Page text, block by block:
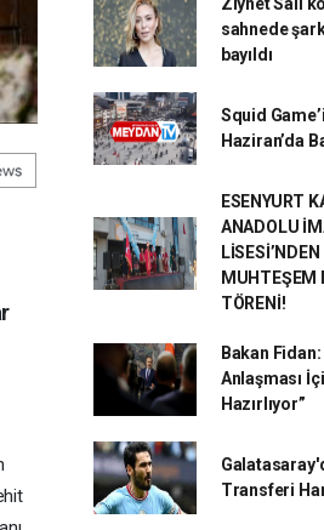
sahnede
bayıldı
Squid
Haziran’da
ESENYURT
ANADOLU
MUHTEŞEM
TÖRENİ!
Bakan Fidan:
Anlaşması
Hazırlıyor”
Transferi